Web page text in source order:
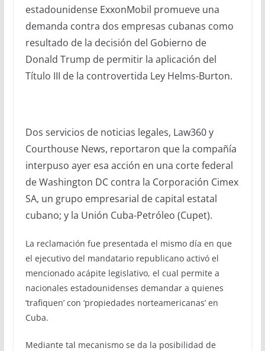
estadounidense ExxonMobil promueve una
demanda contra dos empresas cubanas como
resultado de la decisión del Gobierno de
Donald Trump de permitir la aplicación del
Título III de la controvertida Ley Helms-Burton.
Dos servicios de noticias legales, Law360 y
Courthouse News, reportaron que la compañía
interpuso ayer esa acción en una corte federal
de Washington DC contra la Corporación Cimex
SA, un grupo empresarial de capital estatal
cubano; y la Unión Cuba-Petróleo (Cupet).
La reclamación fue presentada el mismo día en que
el ejecutivo del mandatario republicano activó el
mencionado acápite legislativo, el cual permite a
nacionales estadounidenses demandar a quienes
‘trafiquen’ con ‘propiedades norteamericanas’ en
Cuba.
Mediante tal mecanismo se da la posibilidad de